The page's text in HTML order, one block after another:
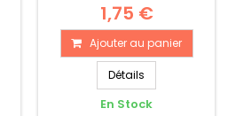
1,75 €
Ajouter au panier
Détails
En Stock